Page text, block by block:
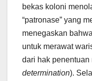
bekas koloni
“patronase” yang
menegaskan
untuk merawat
dari hak penentuan
determination).